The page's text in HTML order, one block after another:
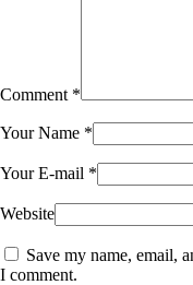
Comment *
Your Name *
Your E-mail *
Website
Save my name, email,
I comment.